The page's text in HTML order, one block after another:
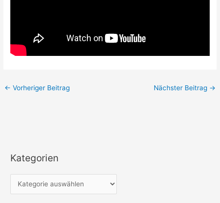
← Vorheriger Beitrag Nächster Beitrag →
Kategorien
K
e